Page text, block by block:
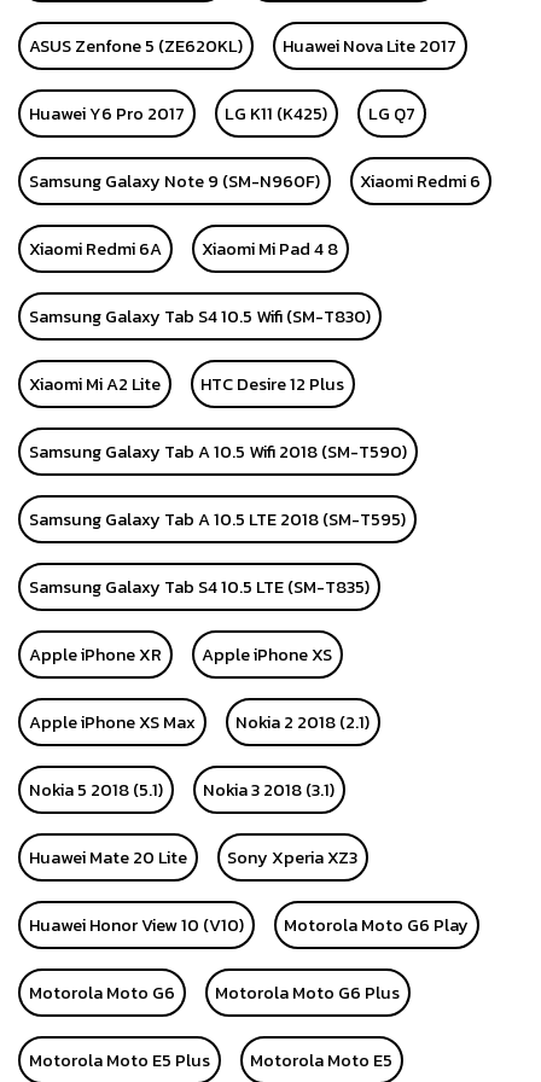
ASUS Zenfone 5 (ZE620KL) Huawei Nova Lite 2017
Huawei Y6 Pro 2017 LG K11 (K425) LG Q7
Samsung Galaxy Note 9 (SM-N960F) Xiaomi Redmi 6
Xiaomi Redmi 6A Xiaomi Mi Pad 4 8
Samsung Galaxy Tab S4 10.5 Wifi (SM-T830)
Xiaomi Mi A2 Lite HTC Desire 12 Plus
Samsung Galaxy Tab A 10.5 Wifi 2018 (SM-T590)
Samsung Galaxy Tab A 10.5 LTE 2018 (SM-T595)
Samsung Galaxy Tab S4 10.5 LTE (SM-T835)
Apple iPhone XR Apple iPhone XS
Apple iPhone XS Max Nokia 2 2018 (2.1)
Nokia 5 2018 (5.1) Nokia 3 2018 (3.1)
Huawei Mate 20 Lite Sony Xperia XZ3
Huawei Honor View 10 (V10) Motorola Moto G6 Play
Motorola Moto G6 Motorola Moto G6 Plus
Motorola Moto E5 Plus Motorola Moto E5